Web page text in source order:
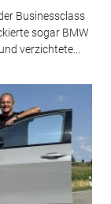
Businessclass
sogar BMW
verzichtete...